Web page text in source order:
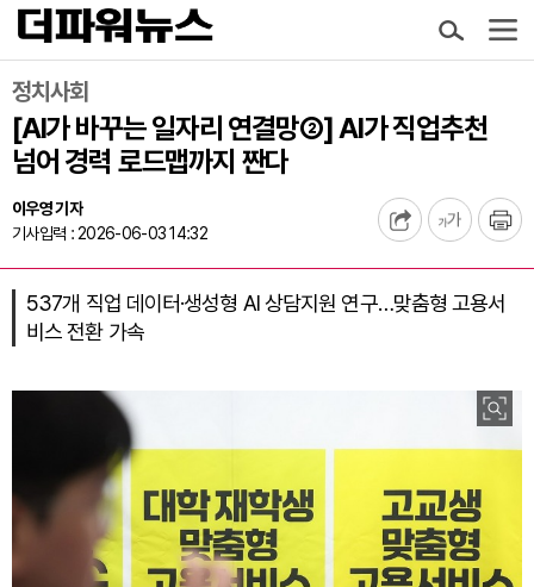
정치사회
[AI가 바꾸는 일자리 연결망②] AI가 직업추천
넘어 경력 로드맵까지 짠다
이우영 기자
기사입력 : 2026-06-03 14:32
537개 직업 데이터·생성형 AI 상담지원 연구…맞춤형 고용서
비스 전환 가속